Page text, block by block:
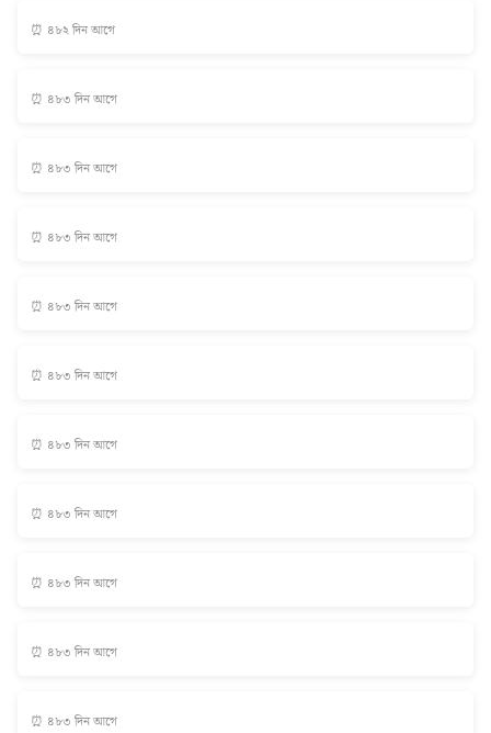
⏰ ৪৮২ দিন আগে
⏰ ৪৮৩ দিন আগে
⏰ ৪৮৩ দিন আগে
⏰ ৪৮৩ দিন আগে
⏰ ৪৮৩ দিন আগে
⏰ ৪৮৩ দিন আগে
⏰ ৪৮৩ দিন আগে
⏰ ৪৮৩ দিন আগে
⏰ ৪৮৩ দিন আগে
⏰ ৪৮৩ দিন আগে
⏰ ৪৮৩ দিন আগে